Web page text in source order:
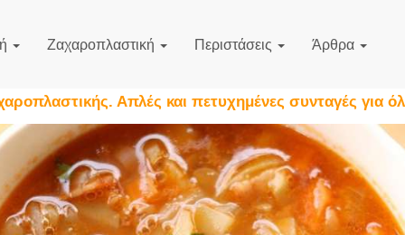
Ζαχαροπλαστική Περιστάσεις Άρθρα
Απλές και πετυχημένες συνταγές για